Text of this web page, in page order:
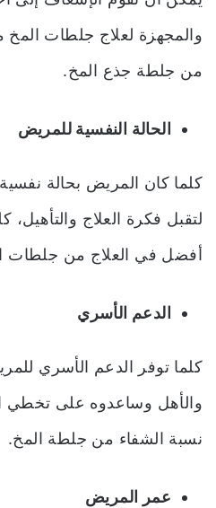
والمجهزة لعلاج جلطات المخ
من جلطة جذع المخ.
الحالة النفسية للمريض
كلما كان المريض بحالة
لتقبل فكرة العلاج
أفضل في العلاج من جلطات
الدعم الأسري
كلما توفر الدعم الأسري
والأهل وساعدوه على تخطي
نسبة الشفاء من جلطة المخ.
عمر المريض